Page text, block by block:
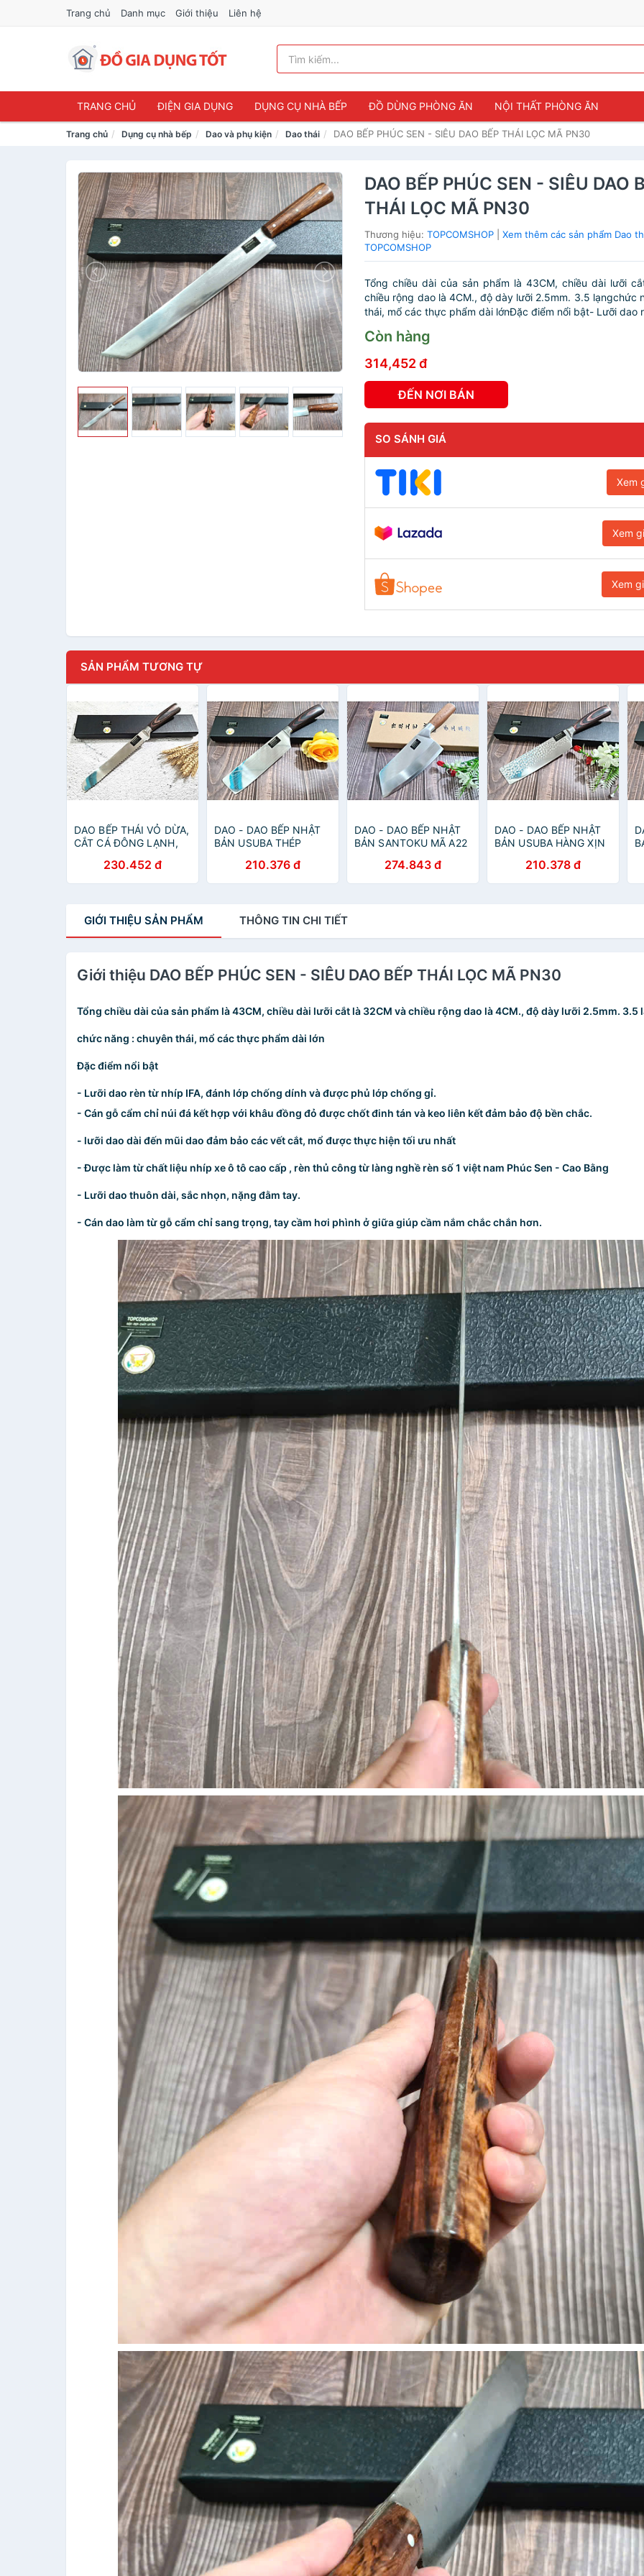
Trang chủ Danh mục Giới thiệu Liên hệ
TRANG CHỦ ĐIỆN GIA DỤNG DỤNG CỤ NHÀ BẾP ĐỒ DÙNG PHÒNG ĂN NỘI THẤT PHÒNG ĂN
Trang chủ Dụng cụ nhà bếp Dao và phụ kiện Dao thái DAO BẾP PHÚC SEN - SIÊU DAO BẾP THÁI LỌC MÃ PN30
DAO BẾP PHÚC SEN - SIÊU DAO
THÁI LỌC MÃ PN30
Thương hiệu:TOPCOMSHOP |Xem thêm các sản phẩm Dao
TOPCOMSHOP
Tổng chiều dài của sản phẩm là 43CM, chiều dài lưỡi
chiều rộng dao là 4CM., độ dày lưỡi 2.5mm. 3.5 lạngchức
thái, mổ các thực phẩm dài lớnĐặc điểm nổi bật- Lưỡi dao
Còn hàng
314,452 đ
ĐẾN NƠI BÁN
SO SÁNH GIÁ
Xem
Xem
Xem
SẢN PHẨM TƯƠNG TỰ
DAO BẾP THÁI VỎ DỪA,
CẮT CÁ ĐÔNG LẠNH,
230.452 đ
DAO - DAO BẾP NHẬT
BẢN USUBA THÉP
DT125 nt topcoomshop
vn
210.376 đ
DAO - DAO BẾP NHẬT
BẢN SANTOKU MÃ A22
274.843 đ
DAO - DAO BẾP NHẬT
BẢN USUBA HÀNG XỊN
topcoomshop vn
210.378 đ
GIỚI THIỆU SẢN PHẨM THÔNG TIN CHI TIẾT
Giới thiệu DAO BẾP PHÚC SEN - SIÊU DAO BẾP THÁI LỌC MÃ PN30
Tổng chiều dài của sản phẩm là 43CM, chiều dài lưỡi cắt là 32CM và chiều rộng dao là 4CM., độ dày lưỡi 2.5mm. 3.5
chức năng : chuyên thái, mổ các thực phẩm dài lớn
Đặc điểm nổi bật
- Lưỡi dao rèn từ nhíp IFA, đánh lớp chống dính và được phủ lớp chống gỉ.
- Cán gỗ cẩm chỉ núi đá kết hợp với khâu đồng đỏ được chốt đinh tán và keo liên kết đảm bảo độ bền chắc.
- lưỡi dao dài đến mũi dao đảm bảo các vết cắt, mổ được thực hiện tối ưu nhất
- Được làm từ chất liệu nhíp xe ô tô cao cấp , rèn thủ công từ làng nghề rèn số 1 việt nam Phúc Sen - Cao Bằng
- Lưỡi dao thuôn dài, sắc nhọn, nặng đằm tay.
- Cán dao làm từ gỗ cẩm chỉ sang trọng, tay cầm hơi phình ở giữa giúp cầm nắm chắc chắn hơn.